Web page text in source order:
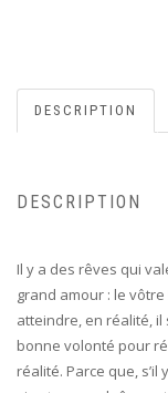
DESCRIPTION
DESCRIPTION
Il y a des rêves qui
grand amour : le
atteindre, en réalité, il
bonne volonté pour
réalité. Parce que, s’il